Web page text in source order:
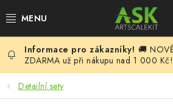
na
BLOG
SUMMER DAYS
🚚
ZDARMA už při nákupu nad 1 000 Kč!
Detailní sety